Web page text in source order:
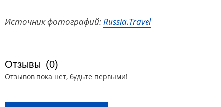
Источник фотографий:Russia.Travel
Отзывы (0)
Отзывов пока нет, будьте первыми!